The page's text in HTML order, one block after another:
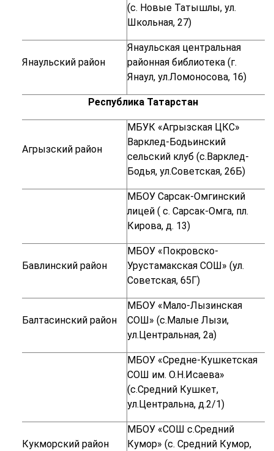
(с. Новые Татышлы, ул.
Школьная, 27)
Янаульский район
Янаульская центральная
районная библиотека (г.
Янаул, ул.Ломоносова, 16)
Республика Татарстан
Агрызский район
МБУК «Агрызская ЦКС»
Варклед-Бодьинский
сельский клуб (с.Варклед-
Бодья, ул.Советская, 26Б)
МБОУ Сарсак-Омгинский
лицей ( с. Сарсак-Омга, пл.
Кирова, д. 13)
Бавлинский район
МБОУ «Покровско-
Урустамакская СОШ» (ул.
Советская, 65Г)
Балтасинский район
МБОУ «Мало-Лызинская
СОШ» (с.Малые Лызи,
ул.Центральная, 2а)
МБОУ «Средне-Кушкетская
СОШ им. О.Н.Исаева»
(с.Средний Кушкет,
ул.Центральна, д.2/1)
Кукморский район
МБОУ «СОШ с.Средний
Кумор» (с. Средний Кумор,